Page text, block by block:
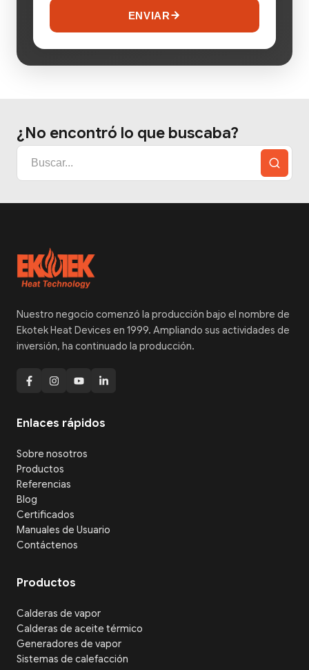
ENVIAR
¿No encontró lo que buscaba?
Nuestro negocio comenzó la producción bajo el nombre de
Ekotek Heat Devices en 1999. Ampliando sus actividades de
inversión, ha continuado la producción.
Enlaces rápidos
Sobre nosotros
Productos
Referencias
Blog
Certificados
Manuales de Usuario
Contáctenos
Productos
Calderas de vapor
Calderas de aceite térmico
Generadores de vapor
Sistemas de calefacción